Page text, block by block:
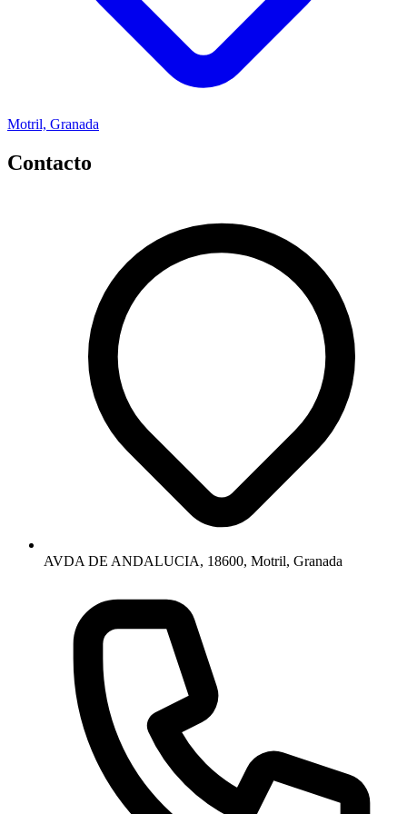
Motril, Granada
Contacto
AVDA DE ANDALUCIA, 18600, Motril, Granada